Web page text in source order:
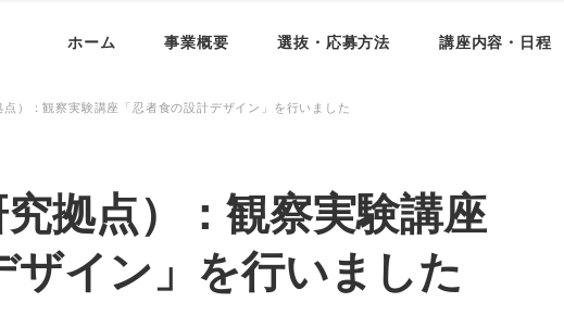
ホーム 事業概要 選抜・応募方法 講座内容・日程
点）：観察実験講座「忍者食の設計デザイン」を行いました
拠点）：観察実験講座
ザイン」を行いました